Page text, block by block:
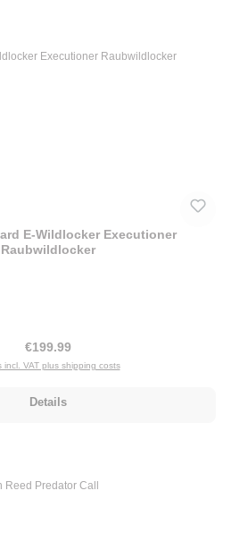
E-Wildlocker Executioner
Raubwildlocker
Regular price:
€199.99
incl. VAT plus shipping costs
Details